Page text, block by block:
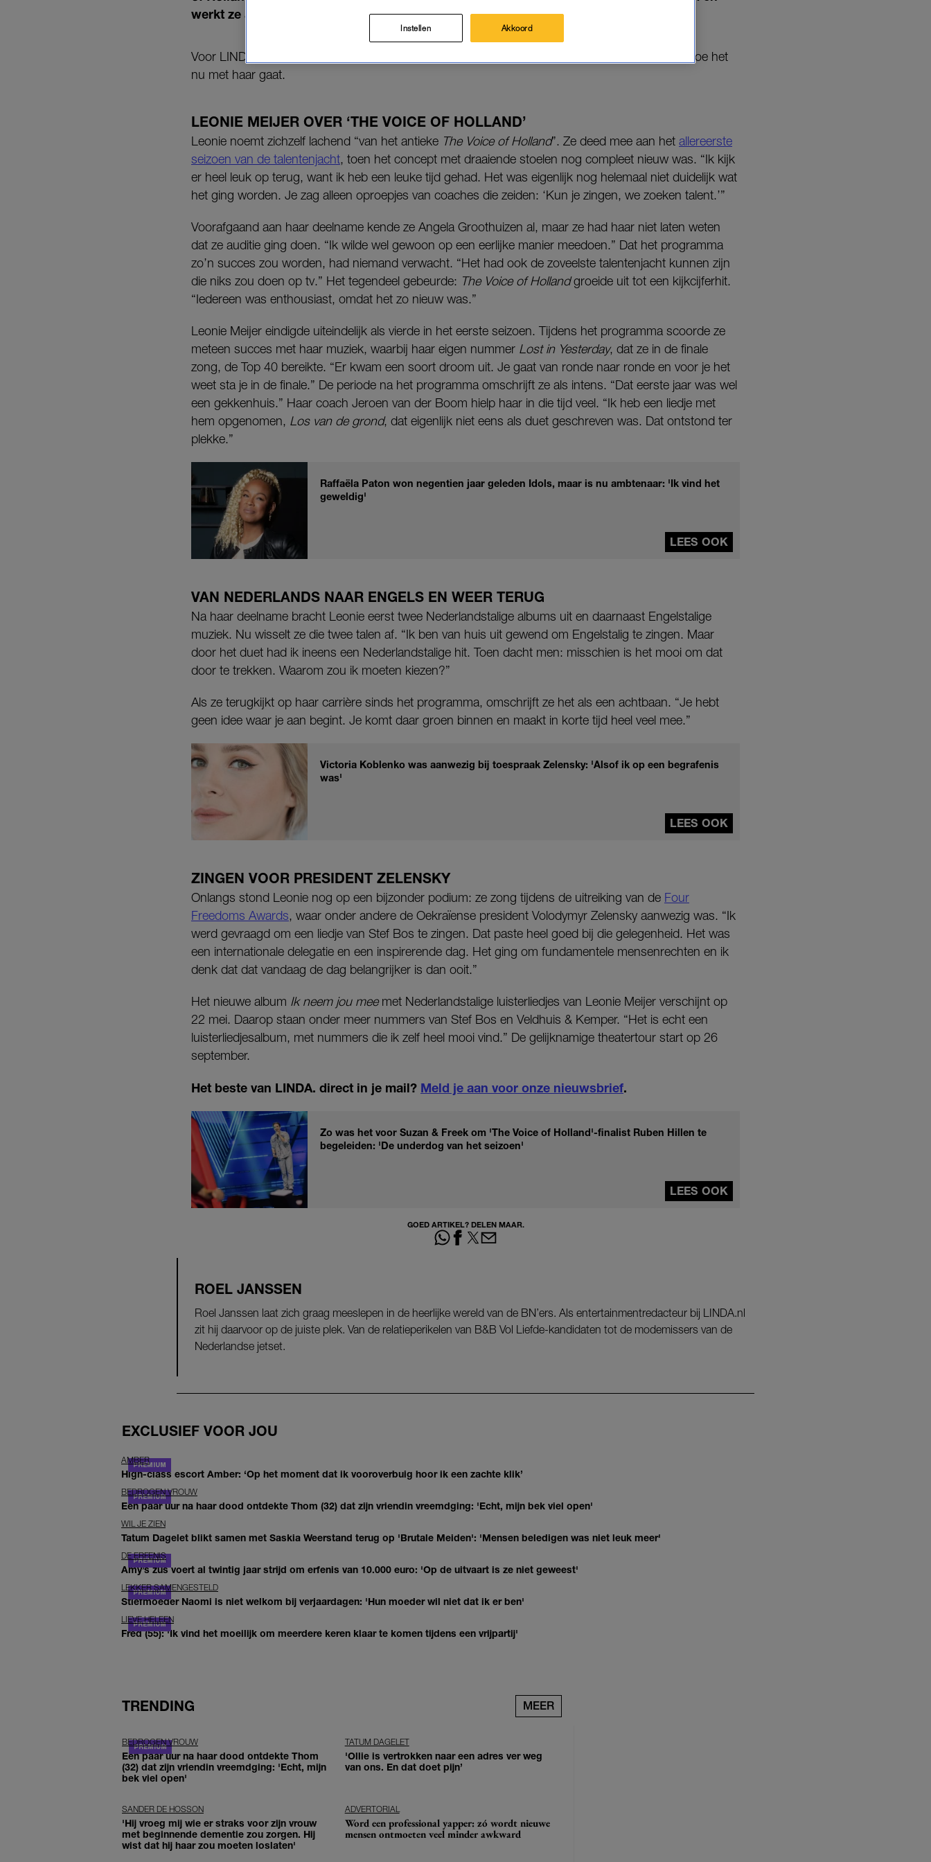
werkt ze aan nieuwe muziek én een theatertour.
Voor LINDA. blikt Leonie Meijer terug op haar beginjaren bij
en vertelt ze hoe het
nu met haar gaat.
LEONIE MEIJER OVER ‘THE VOICE OF HOLLAND’
Leonie noemt zichzelf lachend “van het antieke The Voice of Holland”. Ze deed mee aan het allereerste
seizoen van de talentenjacht, toen het concept met draaiende stoelen nog compleet nieuw was. “Ik kijk
er heel leuk op terug, want ik heb een leuke tijd gehad. Het was eigenlijk nog helemaal niet duidelijk wat
het ging worden. Je zag alleen oproepjes van coaches die zeiden: ‘Kun je zingen, we zoeken talent.’”
Voorafgaand aan haar deelname kende ze Angela Groothuizen al, maar ze had haar niet laten weten
dat ze auditie ging doen. “Ik wilde wel gewoon op een eerlijke manier meedoen.” Dat het programma
zo’n succes zou worden, had niemand verwacht. “Het had ook de zoveelste talentenjacht kunnen zijn
die niks zou doen op tv.” Het tegendeel gebeurde: The Voice of Hollandgroeide uit tot een kijkcijferhit.
“Iedereen was enthousiast, omdat het zo nieuw was.”
Leonie Meijer eindigde uiteindelijk als vierde in het eerste seizoen. Tijdens het programma scoorde ze
meteen succes met haar muziek, waarbij haar eigen nummer Lost in Yesterday, dat ze in de finale
zong, de Top 40 bereikte. “Er kwam een soort droom uit. Je gaat van ronde naar ronde en voor je het
weet sta je in de finale.” De periode na het programma omschrijft ze als intens. “Dat eerste jaar was wel
een gekkenhuis.” Haar coach Jeroen van der Boom hielp haar in die tijd veel. “Ik heb een liedje met
hem opgenomen, Los van de grond, dat eigenlijk niet eens als duet geschreven was. Dat ontstond ter
plekke.”
Raffaëla Paton won negentien jaar geleden Idols, maar is nu ambtenaar: 'Ik vind het
geweldig'
LEES OOK
VAN NEDERLANDS NAAR ENGELS EN WEER TERUG
Na haar deelname bracht Leonie eerst twee Nederlandstalige albums uit en daarnaast Engelstalige
muziek. Nu wisselt ze die twee talen af. “Ik ben van huis uit gewend om Engelstalig te zingen. Maar
door het duet had ik ineens een Nederlandstalige hit. Toen dacht men: misschien is het mooi om dat
door te trekken. Waarom zou ik moeten kiezen?”
Als ze terugkijkt op haar carrière sinds het programma, omschrijft ze het als een achtbaan. “Je hebt
geen idee waar je aan begint. Je komt daar groen binnen en maakt in korte tijd heel veel mee.”
Victoria Koblenko was aanwezig bij toespraak Zelensky: 'Alsof ik op een begrafenis
was'
LEES OOK
ZINGEN VOOR PRESIDENT ZELENSKY
Onlangs stond Leonie nog op een bijzonder podium: ze zong tijdens de uitreiking van de Four
Freedoms Awards, waar onder andere de Oekraïense president Volodymyr Zelensky aanwezig was. “Ik
werd gevraagd om een liedje van Stef Bos te zingen. Dat paste heel goed bij die gelegenheid. Het was
een internationale delegatie en een inspirerende dag. Het ging om fundamentele mensenrechten en ik
denk dat dat vandaag de dag belangrijker is dan ooit.”
Het nieuwe album Ik neem jou meemet Nederlandstalige luisterliedjes van Leonie Meijer verschijnt op
22 mei. Daarop staan onder meer nummers van Stef Bos en Veldhuis & Kemper. “Het is echt een
luisterliedjesalbum, met nummers die ik zelf heel mooi vind.” De gelijknamige theatertour start op 26
september.
Het beste van LINDA. direct in je mail? Meld je aan voor onze nieuwsbrief.
Zo was het voor Suzan & Freek om 'The Voice of Holland'-finalist Ruben Hillen te
begeleiden: 'De underdog van het seizoen'
LEES OOK
GOED ARTIKEL? DELEN MAAR.
ROEL JANSSEN
Roel Janssen laat zich graag meeslepen in de heerlijke wereld van de BN’ers. Als entertainmentredacteur bij LINDA.nl
zit hij daarvoor op de juiste plek. Van de relatieperikelen van B&B Vol Liefde-kandidaten tot de modemissers van de
Nederlandse jetset.
EXCLUSIEF VOOR JOU
AMBER
High-class escort Amber: ‘Op het moment dat ik vooroverbuig hoor ik een zachte klik’
BEDROGEN VROUW
Een paar uur na haar dood ontdekte Thom (32) dat zijn vriendin vreemdging: 'Echt, mijn bek viel open'
WIL JE ZIEN
Tatum Dagelet blikt samen met Saskia Weerstand terug op 'Brutale Meiden': 'Mensen beledigen was niet leuk meer'
DE ERFENIS
Amy’s zus voert al twintig jaar strijd om erfenis van 10.000 euro: 'Op de uitvaart is ze niet geweest'
LEKKER SAMENGESTELD
Stiefmoeder Naomi is niet welkom bij verjaardagen: 'Hun moeder wil niet dat ik er ben'
LIEVE HELEEN
Fred (55): 'Ik vind het moeilijk om meerdere keren klaar te komen tijdens een vrijpartij'
TRENDING MEER
BEDROGEN VROUW
Een paar uur na haar dood ontdekte Thom
(32) dat zijn vriendin vreemdging: 'Echt, mijn
bek viel open'
TATUM DAGELET
'Ollie is vertrokken naar een adres ver weg
van ons. En dat doet pijn’
SANDER DE HOSSON
'Hij vroeg mij wie er straks voor zijn vrouw
met beginnende dementie zou zorgen. Hij
wist dat hij haar zou moeten loslaten'
ADVERTORIAL
Word een professional yapper: zó wordt nieuwe
mensen ontmoeten veel minder awkward
Instellen Akkoord